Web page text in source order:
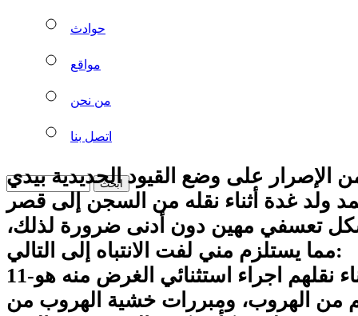
حوادث
مواقع
من نحن
اتصل بنا
الإصرار على وضع القيود الحديدية بيدي
ولد غدة أثناء نقله من السجن إلى قصر
تعسفي مهين دون أدنى ضرورة لذلك،
مما يستلزم مني لفت الانتباه إلى التالي:
11-تقييد المتهمين أثناء نقلهم اجراء استثنائي الغرض منه هو
من الهروب، ومبررات خشية الهروب من